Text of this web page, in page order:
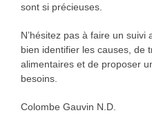
sont si précieuses.
N’hésitez pas à faire un
bien identifier les causes, de
alimentaires et de proposer
besoins.
Colombe Gauvin N.D.